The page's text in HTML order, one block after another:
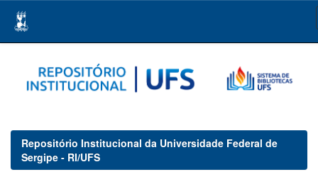
navigation
Repositório Institucional da Universidade Federal de
Sergipe - RI/UFS